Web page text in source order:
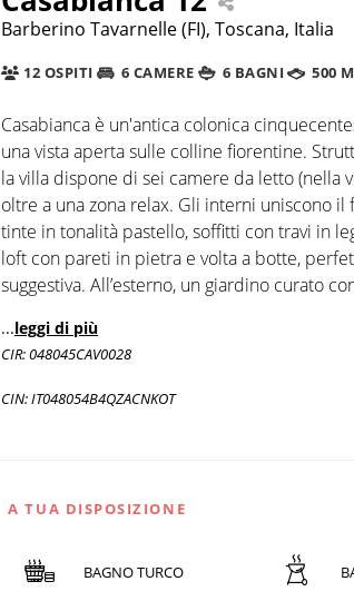
Barberino Tavarnelle (FI), Toscana, Italia
12 OSPITI 6 CAMERE 6 BAGNI 500
Casabianca è un'antica colonica
una vista aperta sulle colline fiorentine.
la villa dispone di sei camere da letto (nella
oltre a una zona relax. Gli interni uniscono
tinte in tonalità pastello, soffitti con travi in
loft con pareti in pietra e volta a botte,
suggestiva. All’esterno, un giardino curato
...leggi di più
CIR: 048045CAV0028
CIN: IT048054B4QZACNKOT
A TUA DISPOSIZIONE
BAGNO TURCO